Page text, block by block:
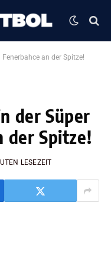
an der Spitze!
der Süper
der Spitze!
LESEZEIT